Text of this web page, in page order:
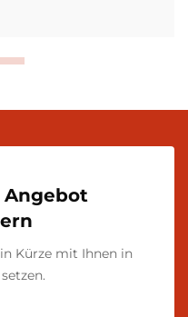
Angebot
Kürze mit Ihnen in